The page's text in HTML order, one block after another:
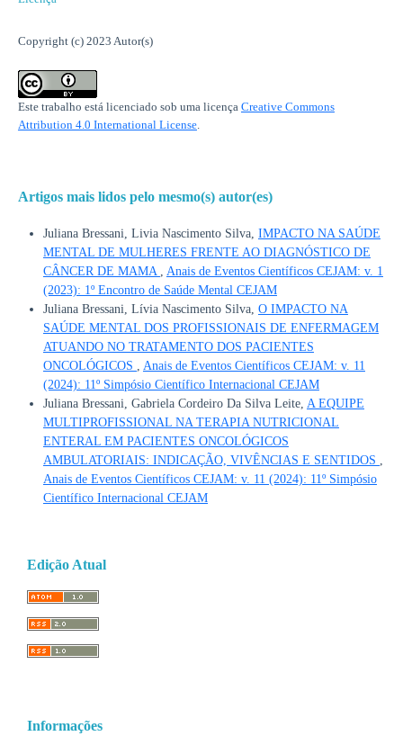
Copyright (c) 2023 Autor(s)
Este trabalho está licenciado sob uma licença Creative Commons
Attribution 4.0 International License.
Artigos mais lidos pelo mesmo(s) autor(es)
Juliana Bressani, Livia Nascimento Silva, IMPACTO NA SAÚDE
MENTAL DE MULHERES FRENTE AO DIAGNÓSTICO DE
CÂNCER DE MAMA
Anais de Eventos Científicos CEJAM: v. 1
(2023): 1º Encontro de Saúde Mental CEJAM
Juliana Bressani, Lívia Nascimento Silva, O IMPACTO NA
SAÚDE MENTAL DOS PROFISSIONAIS DE ENFERMAGEM
ATUANDO NO TRATAMENTO DOS PACIENTES
ONCOLÓGICOS
Anais de Eventos Científicos CEJAM: v. 11
(2024): 11º Simpósio Científico Internacional CEJAM
Juliana Bressani, Gabriela Cordeiro Da Silva Leite, A EQUIPE
MULTIPROFISSIONAL NA TERAPIA NUTRICIONAL
ENTERAL EM PACIENTES ONCOLÓGICOS
AMBULATORIAIS: INDICAÇÃO, VIVÊNCIAS E SENTIDOS
Anais de Eventos Científicos CEJAM: v. 11 (2024): 11º Simpósio
Científico Internacional CEJAM
Edição Atual
Informações